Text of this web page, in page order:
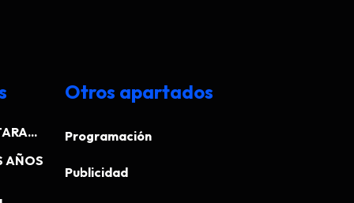
AÑOS
Otros apartados
Programación
Publicidad